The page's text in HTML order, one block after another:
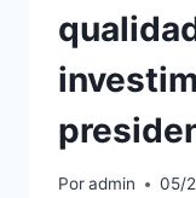
Poradmin 05/